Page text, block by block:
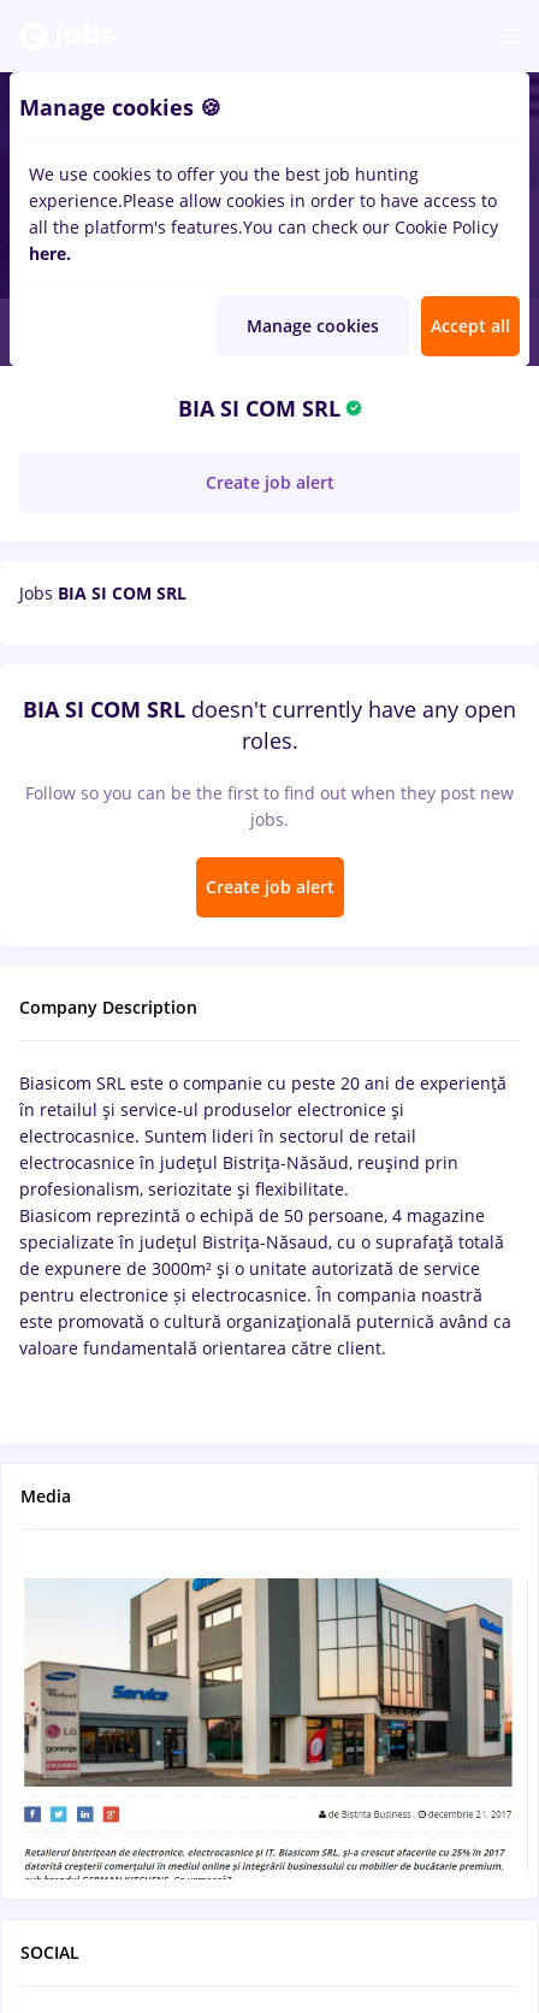
BIA SI COM SRL
Create job alert
Jobs BIA SI COM SRL
BIA SI COM SRL doesn't currently have any open
roles.
Follow so you can be the first to find out when they post new
jobs.
Create job alert
Company Description
Biasicom SRL este o companie cu peste 20 ani de experienţă
în retailul şi service-ul produselor electronice şi
electrocasnice. Suntem lideri în sectorul de retail
electrocasnice în judeţul Bistriţa-Năsăud, reuşind prin
profesionalism, seriozitate şi flexibilitate.
Biasicom reprezintă o echipă de 50 persoane, 4 magazine
specializate în judeţul Bistriţa-Năsaud, cu o suprafaţă totală
de expunere de 3000m² şi o unitate autorizată de service
pentru electronice și electrocasnice. În compania noastră
este promovată o cultură organizaţională puternică având ca
valoare fundamentală orientarea către client.
Media
SOCIAL
Manage cookies 🍪
We use cookies to offer you the best job hunting
experience.Please allow cookies in order to have access to
all the platform's features.You can check our Cookie Policy
here.
Manage cookies Accept all